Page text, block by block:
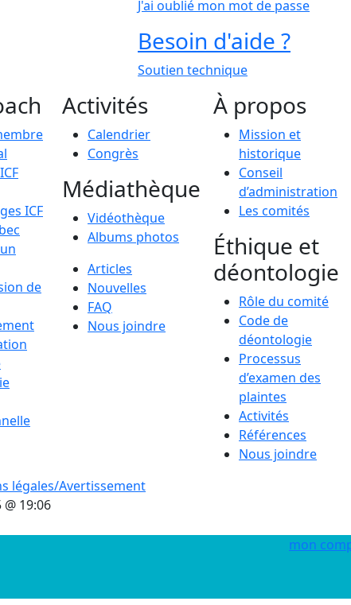
J'ai oublié mon mot de passe
Besoin d'aide ?
Soutien technique
ICF
de
Activités
Calendrier
Congrès
Médiathèque
Vidéothèque
Albums photos
Articles
Nouvelles
FAQ
Nous joindre
À propos
Mission et
historique
Conseil
d’administration
Les comités
Éthique et
déontologie
Rôle du comité
Code de
déontologie
Processus
d’examen des
plaintes
Activités
Références
Nous joindre
légales/Avertissement
@ 19:06
mon